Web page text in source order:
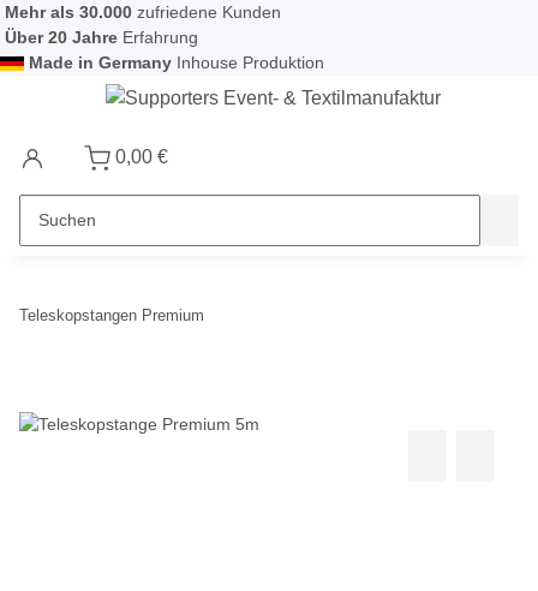
Mehr als 30.000 zufriedene Kunden
Über 20 Jahre Erfahrung
Made in Germany Inhouse Produktion
0,00 €
Teleskopstangen Premium